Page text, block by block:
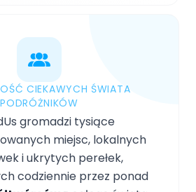
CIEKAWYCH ŚWIATA
PODRÓŻNIKÓW
gromadzi tysiące
miejsc, lokalnych
i ukrytych perełek,
codziennie przez ponad